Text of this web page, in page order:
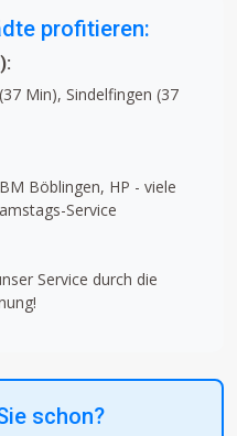
profitieren:
Min), Sindelfingen (37
Böblingen, HP - viele
Service
Service durch die
schon?